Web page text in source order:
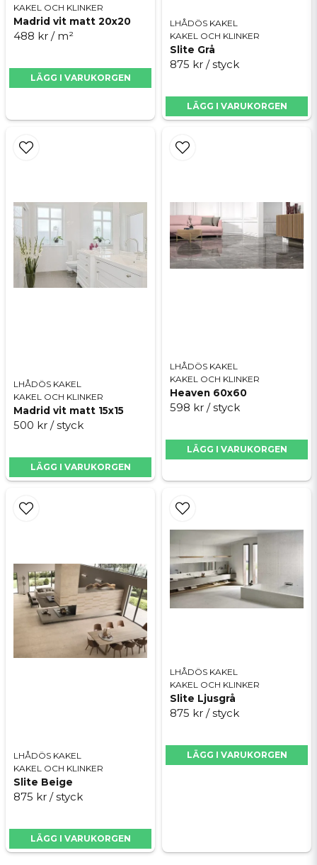
KAKEL OCH KLINKER
Madrid vit matt 20x20
488 kr / m²
LÄGG I VARUKORGEN
LHÅDÖS KAKEL
KAKEL OCH KLINKER
Slite Grå
875 kr / styck
LÄGG I VARUKORGEN
LHÅDÖS KAKEL
KAKEL OCH KLINKER
Madrid vit matt 15x15
500 kr / styck
LÄGG I VARUKORGEN
LHÅDÖS KAKEL
KAKEL OCH KLINKER
Heaven 60x60
598 kr / styck
LÄGG I VARUKORGEN
LHÅDÖS KAKEL
KAKEL OCH KLINKER
Slite Beige
875 kr / styck
LÄGG I VARUKORGEN
LHÅDÖS KAKEL
KAKEL OCH KLINKER
Slite Ljusgrå
875 kr / styck
LÄGG I VARUKORGEN
Produktnamn: Boom white mix 20x20
Format: 20 x 20 cm
Material: Glaserad granitkeramik
Frosttålig: Ja
Golvvärme: Ja
Skicka fråga